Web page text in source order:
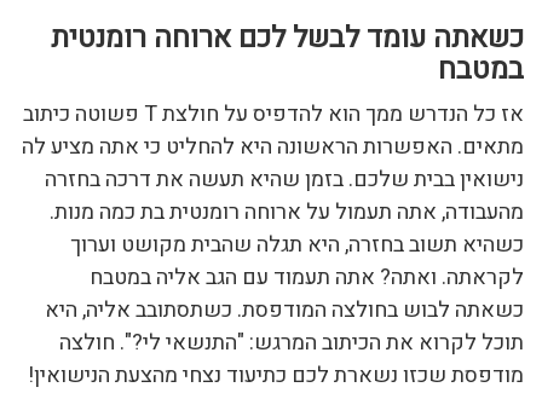
כשאתה עומד לבשל לכם ארוחה רומנטית
במטבח
אז כל הנדרש ממך הוא להדפיס על חולצת T פשוטה כיתוב
מתאים. האפשרות הראשונה היא להחליט כי אתה מציע לה
נישואין בבית שלכם. בזמן שהיא תעשה את דרכה בחזרה
מהעבודה, אתה תעמול על ארוחה רומנטית בת כמה מנות.
כשהיא תשוב בחזרה, היא תגלה שהבית מקושט וערוך
לקראתה. ואתה? אתה תעמוד עם הגב אליה במטבח
כשאתה לבוש בחולצה המודפסת. כשתסתובב אליה, היא
תוכל לקרוא את הכיתוב המרגש: "התנשאי לי?". חולצה
מודפסת שכזו נשארת לכם כתיעוד נצחי מהצעת הנישואין!